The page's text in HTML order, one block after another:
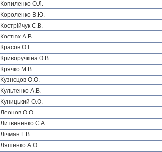
Копиленко О.Л.
Короленко В.Ю.
Кострійчук С.В.
Костюх А.В.
Красов О.І.
Криворучкіна О.В.
Крячко М.В.
Кузнєцов О.О.
Культенко А.В.
Куницький О.О.
Леонов О.О.
Литвиненко С.А.
Лічман Г.В.
Ляшенко А.О.